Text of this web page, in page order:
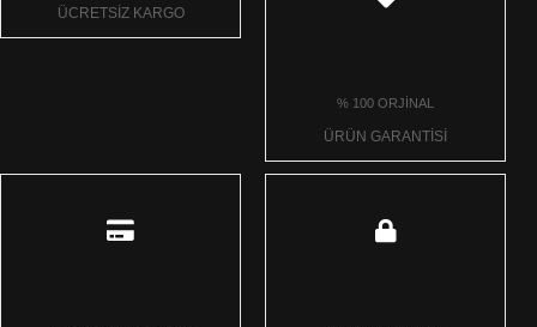
ÜCRETSİZ KARGO
% 100 ORJİNAL
ÜRÜN GARANTİSİ